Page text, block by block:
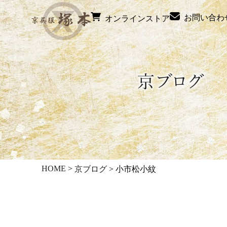
オンラインストア お問い合わ
HOME > 京ブログ > 小市松小紋